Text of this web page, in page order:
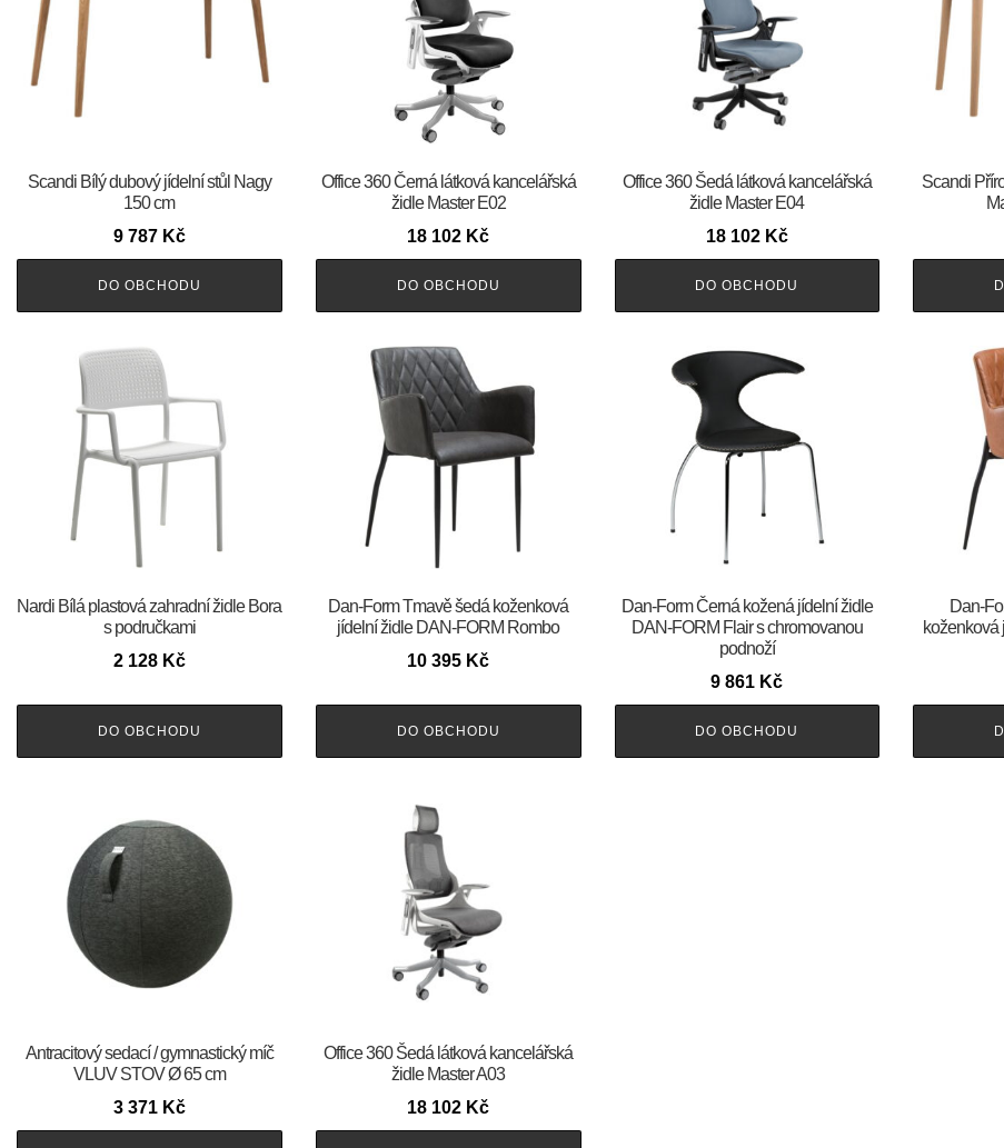
Scandi Bílý dubový jídelní stůl Nagy
150 cm
9 787 Kč
DO OBCHODU
Office 360 Černá látková kancelářská
židle Master E02
18 102 Kč
DO OBCHODU
Office 360 Šedá látková kancelářská
židle Master E04
18 102 Kč
DO OBCHODU
Scandi
Nardi Bílá plastová zahradní židle Bora
s područkami
2 128 Kč
DO OBCHODU
​​​​​Dan-Form Tmavě šedá koženková
jídelní židle DAN-FORM Rombo
10 395 Kč
DO OBCHODU
​​​​​Dan-Form Černá kožená jídelní židle
DAN-FORM Flair s chromovanou
podnoží
9 861 Kč
DO OBCHODU
​​​​​Dan-
koženková
Antracitový sedací / gymnastický míč
VLUV STOV Ø 65 cm
3 371 Kč
Office 360 Šedá látková kancelářská
židle Master A03
18 102 Kč